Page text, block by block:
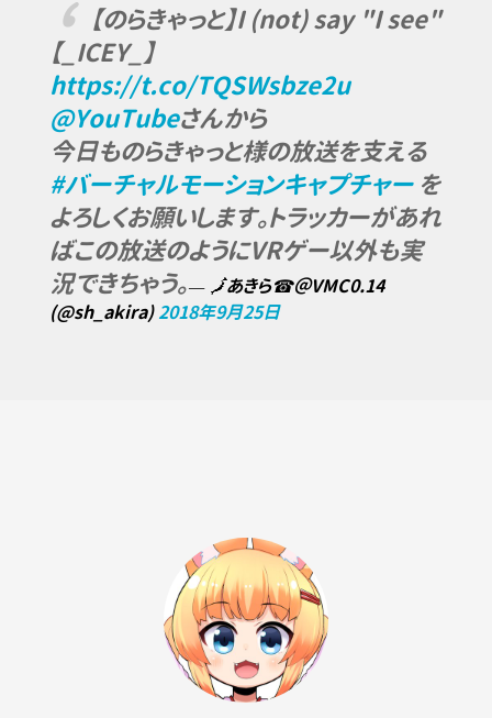
【のらきゃっと】I (not) say "I see"
【_ICEY_】
https://t.co/TQSWsbze2u
@YouTubeさんから
今日ものらきゃっと様の放送を支える
#バーチャルモーションキャプチャーを
よろしくお願いします。トラッカーがあれ
ばこの放送のようにVRゲー以外も実
況できちゃう。— 🗾あきら☎︎＠VMC0.14
(@sh_akira)2018年9月25日